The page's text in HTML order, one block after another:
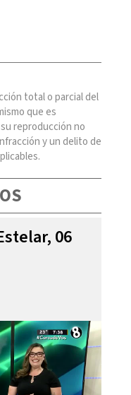
total o parcial del
que es
reproducción no
y un delito de
06